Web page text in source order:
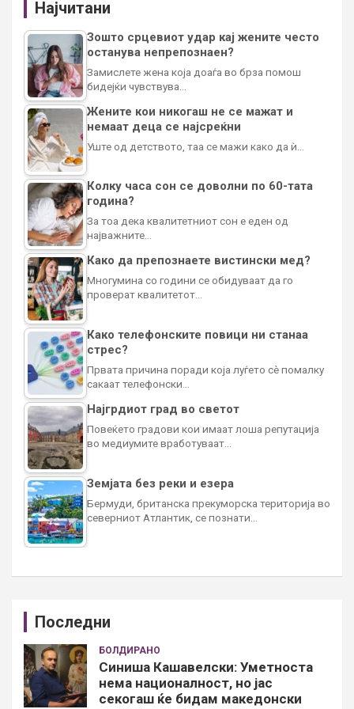
Најчитани
Зошто срцевиот удар кај жените често
останува непрепознаен?
Замислете жена која доаѓа во брза помош
бидејќи чувствува…
Жените кои никогаш не се мажат и
немаат деца се најсреќни
Уште од детството, таа се мажи како да ѝ…
Колку часа сон се доволни по 60-тата
година?
За тоа дека квалитетниот сон е еден од
најважните…
Како да препознаете вистински мед?
Многумина со години се обидуваат да го
проверат квалитетот…
Како телефонските повици ни станаа
стрес?
Првата причина поради која луѓето сè помалку
сакаат телефонски…
Најгрдиот град во светот
Повеќето градови кои имаат лоша репутација
во медиумите вработуваат…
Земјата без реки и езера
Бермуди, британска прекуморска територија во
северниот Атлантик, се познати…
Последни
БОЛДИРАНО
Синиша Кашавелски: Уметноста
нема националност, но јас
секогаш ќе бидам македонски